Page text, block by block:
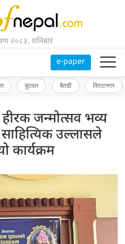
२०८३, शनिबार
e-paper
बुटवल बैतडी विराटनगर
जन्मोत्सव भव्य
उल्लासले
कार्यक्रम